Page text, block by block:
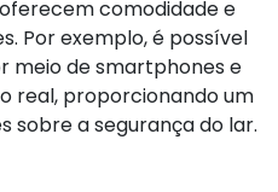
comodidade e
Por exemplo, é possível
meio de smartphones e
real, proporcionando um
a segurança do lar.